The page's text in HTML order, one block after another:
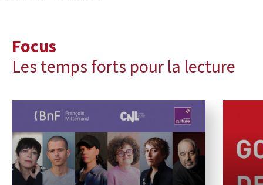
Focus
Les temps forts pour la lecture